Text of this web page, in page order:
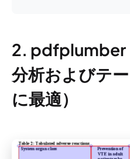
2. pdfplumber
分析およびテ
に最適）